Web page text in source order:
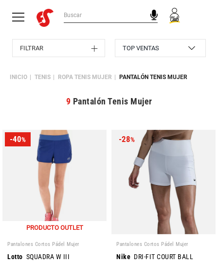
INICIO TENIS ROPA TENIS MUJER PANTALÓN TENIS MUJER
9 Pantalón Tenis Mujer
-40%
PRODUCTO OUTLET
Pantalones Cortos Pádel Mujer
Lotto SQUADRA W III
-28%
Pantalones Cortos Pádel Mujer
Nike DRI-FIT COURT BALL
FILTRAR